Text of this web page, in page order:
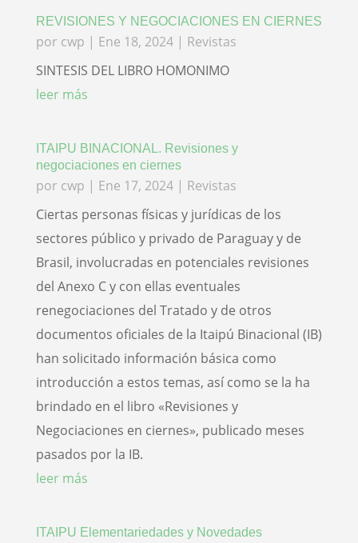
REVISIONES Y NEGOCIACIONES EN CIERNES
por cwp | Ene 18, 2024| Revistas
SINTESIS DEL LIBRO HOMONIMO
leer más
ITAIPU BINACIONAL. Revisiones y
negociaciones en ciernes
por cwp | Ene 17, 2024| Revistas
Ciertas personas físicas y jurídicas de los
sectores público y privado de Paraguay y de
Brasil, involucradas en potenciales revisiones
del Anexo C y con ellas eventuales
renegociaciones del Tratado y de otros
documentos oficiales de la Itaipú Binacional (IB)
han solicitado información básica como
introducción a estos temas, así como se la ha
brindado en el libro «Revisiones y
Negociaciones en ciernes», publicado meses
pasados por la IB.
leer más
ITAIPU Elementariedades y Novedades